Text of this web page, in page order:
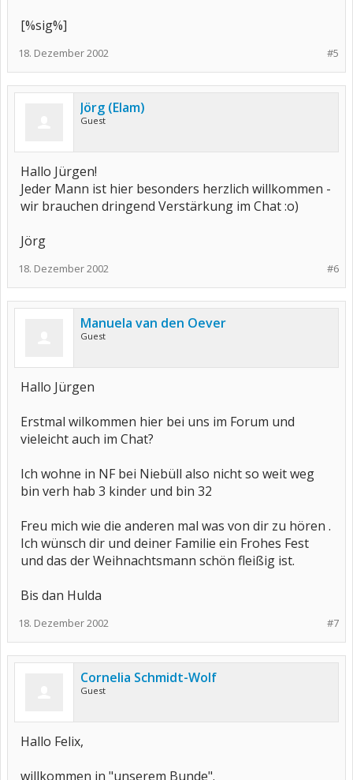
[%sig%]
#5
18. Dezember 2002
Jörg (Elam)
Guest
Hallo Jürgen!
Jeder Mann ist hier besonders herzlich willkommen -
wir brauchen dringend Verstärkung im Chat :o)
Jörg
#6
18. Dezember 2002
Manuela van den Oever
Guest
Hallo Jürgen
Erstmal wilkommen hier bei uns im Forum und
vieleicht auch im Chat?
Ich wohne in NF bei Niebüll also nicht so weit weg
bin verh hab 3 kinder und bin 32
Freu mich wie die anderen mal was von dir zu hören .
Ich wünsch dir und deiner Familie ein Frohes Fest
und das der Weihnachtsmann schön fleißig ist.
Bis dan Hulda
#7
18. Dezember 2002
Cornelia Schmidt-Wolf
Guest
Hallo Felix,
willkommen in "unserem Bunde".